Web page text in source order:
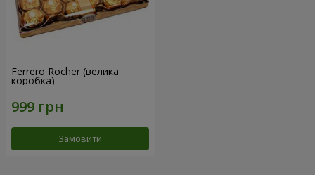
Ferrero Rocher (велика
коробка)
Замовити